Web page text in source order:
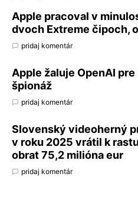
Apple pracoval v
dvoch Extreme čipoch,
pridaj komentár
Apple žaluje OpenAI
špionáž
pridaj komentár
Slovenský videoherný
v roku 2025 vrátil k
obrat 75,2 milióna eur
pridaj komentár